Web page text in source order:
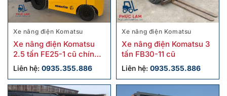
Xe nâng điện Komatsu
Xe nâng điện Komatsu
2.5 tấn FE25-1 cũ chính
hãng giá tốt
Liên hệ: 0935.355.886
Xe nâng điện Komatsu
Xe nâng điện Komatsu 3
tấn FB30-11 cũ
Liên hệ: 0935.355.886